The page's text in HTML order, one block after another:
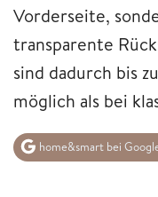
Vorderseite,
transparente
sind dadurch bis
möglich als bei
home&smart bei